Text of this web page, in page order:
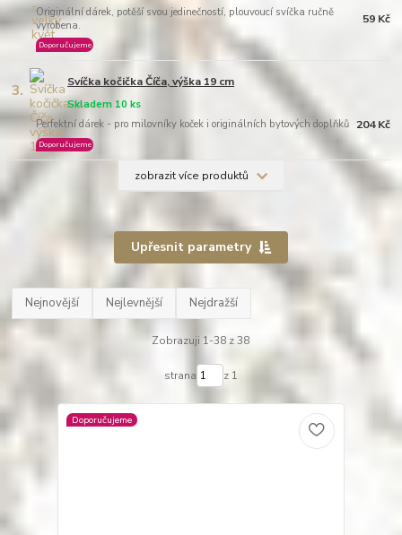
Originální dárek, potěší svou jedinečností, plouvoucí svíčka ručně
vyrobena.
Doporučujeme
59 Kč
3. Svíčka kočička Číča, výška 19 cm
Perfektní dárek - pro milovníky koček i originálních bytových doplňků
Skladem 10 ks
Doporučujeme
204 Kč
zobrazit více produktů
Upřesnit parametry
Nejnovější Nejlevnější Nejdražší
Zobrazuji 1-38 z 38
strana z 1
Doporučujeme